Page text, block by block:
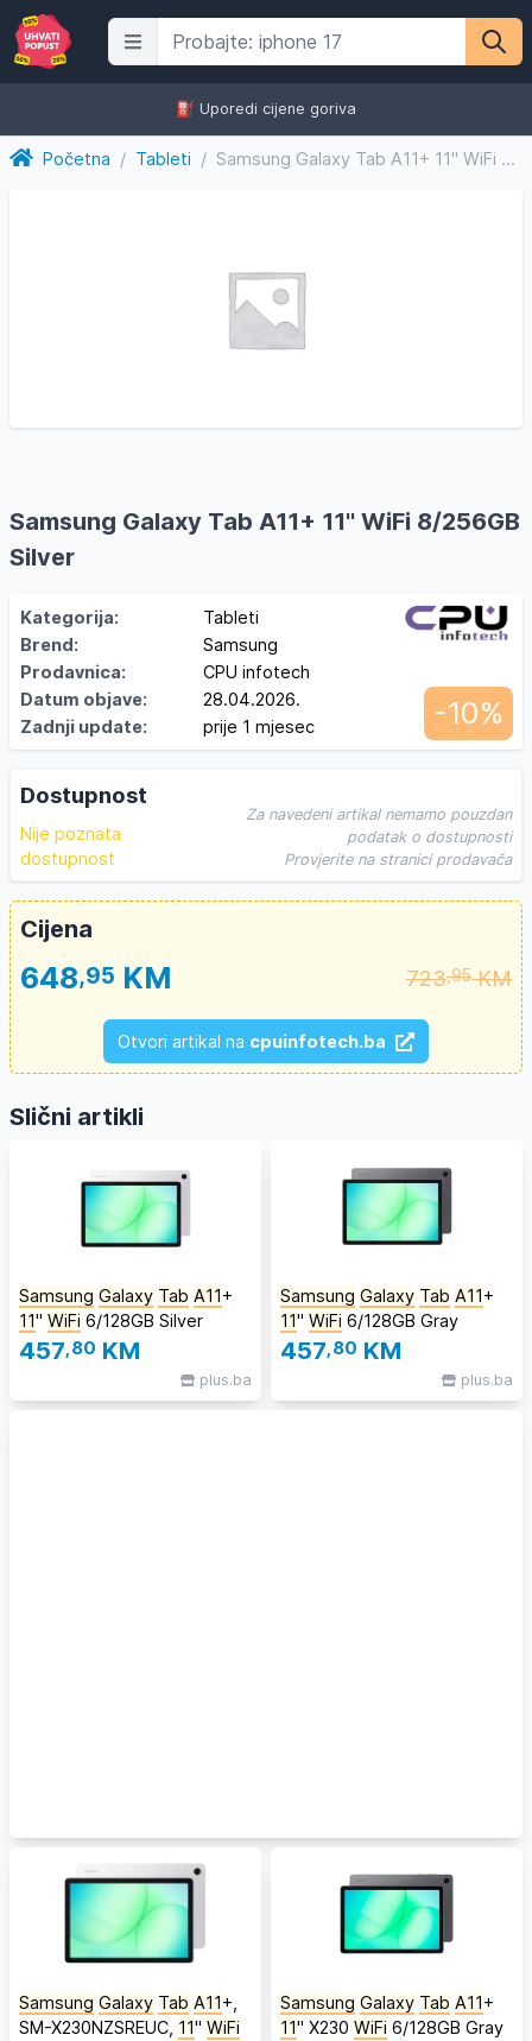
⛽️ Uporedi cijene goriva
Početna / Tableti / Samsung Galaxy Tab A11+ 11'' WiFi 8/256GB Silver
Samsung Galaxy Tab A11+ 11'' WiFi 8/256GB
Silver
Kategorija:
Tableti
Brend:
Samsung
Prodavnica:
CPU infotech
Datum objave:
28.04.2026.
Zadnji update:
prije 1 mjesec -10%
Dostupnost
Nije poznata
dostupnost
Za navedeni artikal nemamo pouzdan
podatak o dostupnosti
Provjerite na stranici prodavača
Cijena
648,95 KM 723,95KM
Otvori artikal na cpuinfotech.ba
Slični artikli
Samsung Galaxy Tab A11+
11'' WiFi 6/128GB Silver
457,80 KM
plus.ba
Samsung Galaxy Tab A11+
11'' WiFi 6/128GB Gray
457,80 KM
plus.ba
Samsung Galaxy Tab A11+,
SM-X230NZSREUC, 11'' WiFi
Samsung Galaxy Tab A11+
11'' X230 WiFi 6/128GB Gray